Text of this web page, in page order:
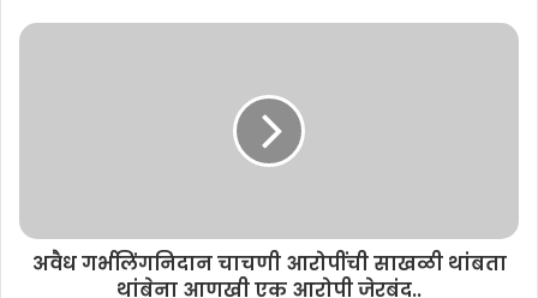
अवैध गर्भलिंगनिदान चाचणी आरोपींची साखळी थांबता
थांबेना आणखी एक आरोपी जेरबंद..